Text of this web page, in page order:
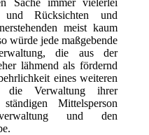
und Rücksichten und
meist kaum
würde jede maßgebende
die aus der
lähmend als fördernd
eines weiteren
Verwaltung ihrer
Mittelsperson
und den